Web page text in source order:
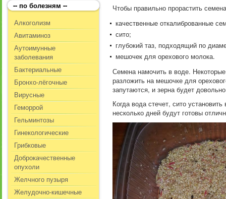
-- по болезням --
Алкоголизм
Авитаминоз
Аутоимунные
заболевания
Бактериальные
Бронхо-лёгочные
Вирусные
Геморрой
Гельминтозы
Гинекологические
Грибковые
Доброкачественные
опухоли
Желчного пузыря
Желудочно-кишечные
Чтобы правильно прорастить
качественные откалиброванные
сито;
глубокий таз, подходящий по
мешочек для орехового молока.
Семена намочить в воде.
разложить на мешочке для
запутаются, и зерна будет
Когда вода стечет, сито
несколько дней будут готовы